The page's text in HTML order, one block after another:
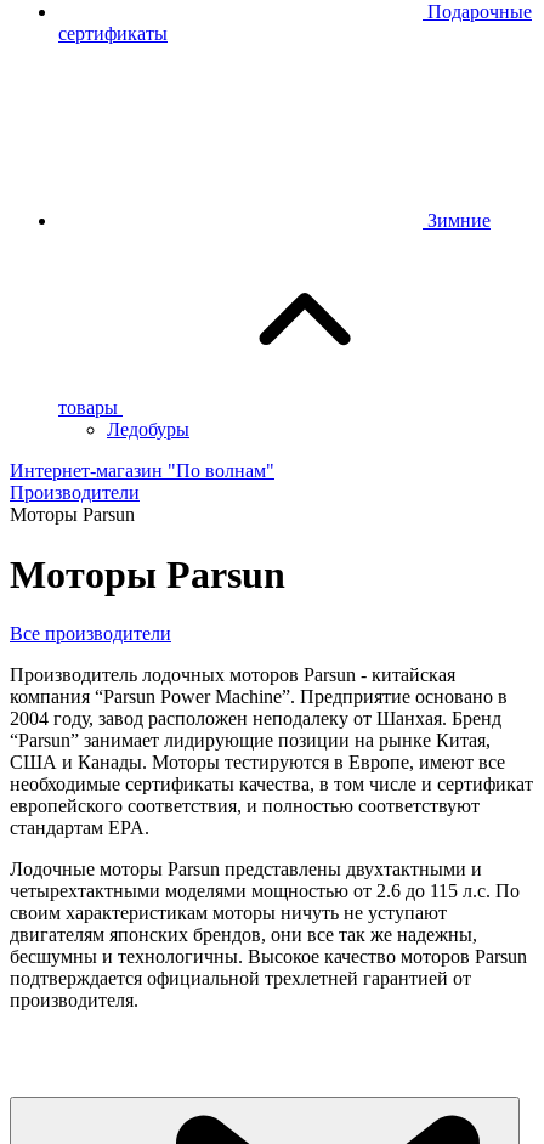
Подарочные
сертификаты
Зимние
товары
Ледобуры
Интернет-магазин "По волнам"
Производители
Моторы Parsun
Моторы Parsun
Все производители
Производитель лодочных моторов Parsun - китайская
компания “Parsun Power Machine”. Предприятие основано в
2004 году, завод расположен неподалеку от Шанхая. Бренд
“Parsun” занимает лидирующие позиции на рынке Китая,
США и Канады. Моторы тестируются в Европе, имеют все
необходимые сертификаты качества, в том числе и сертификат
европейского соответствия, и полностью соответствуют
стандартам EPA.
Лодочные моторы Parsun представлены двухтактными и
четырехтактными моделями мощностью от 2.6 до 115 л.с. По
своим характеристикам моторы ничуть не уступают
двигателям японских брендов, они все так же надежны,
бесшумны и технологичны. Высокое качество моторов Parsun
подтверждается официальной трехлетней гарантией от
производителя.